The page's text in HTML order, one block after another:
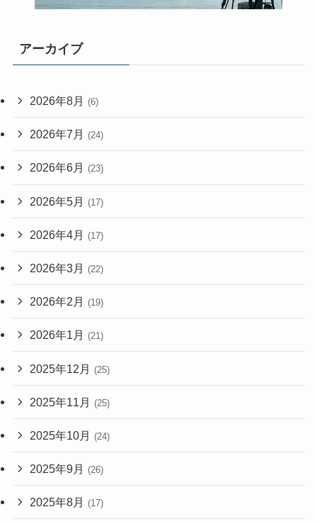
アーカイブ
2026年8月 (6)
2026年7月 (24)
2026年6月 (23)
2026年5月 (17)
2026年4月 (17)
2026年3月 (22)
2026年2月 (19)
2026年1月 (21)
2025年12月 (25)
2025年11月 (25)
2025年10月 (24)
2025年9月 (26)
2025年8月 (17)